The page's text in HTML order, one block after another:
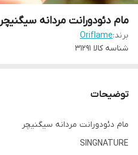
مام دئودورانت مردانه سیگنیچر SINGNATURE
برند:Oriflame
شناسه کالا 31291
توضیحات
مام دئودورانت مردانه سیگنیچر
SINGNATURE